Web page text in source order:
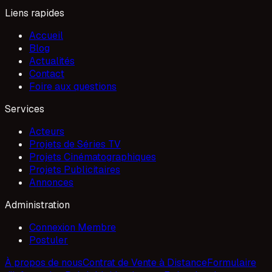
Liens rapides
Accueil
Blog
Actualités
Contact
Foire aux questions
Services
Acteurs
Projets de Séries TV
Projets Cinématographiques
Projets Publicitaires
Annonces
Administration
Connexion Membre
Postuler
À propos de nousContrat de Vente à DistanceFormulaire